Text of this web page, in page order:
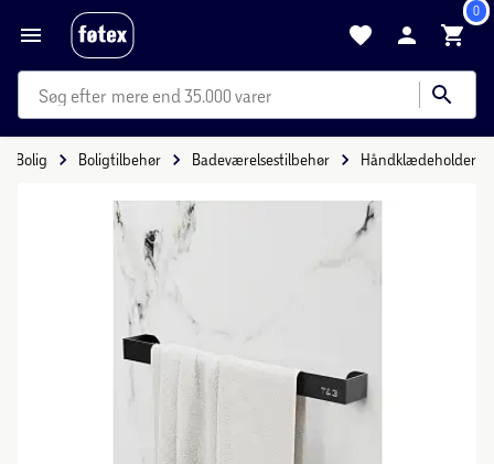
0
mere end 35.000 varer
Bolig Boligtilbehør Badeværelsestilbehør Håndklædeholder